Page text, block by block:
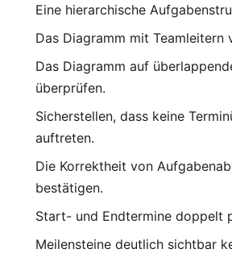
Eine hierarchische
Das Diagramm mit Teamleitern
Das Diagramm auf
überprüfen.
Sicherstellen, dass keine
auftreten.
Die Korrektheit von
bestätigen.
Start- und Endtermine doppelt
Meilensteine deutlich sichtbar